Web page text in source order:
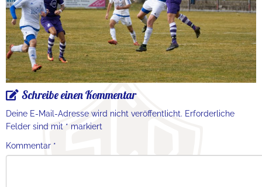
Schreibe einen Kommentar
Deine E-Mail-Adresse wird nicht veröffentlicht. Erforderliche
Felder sind mit * markiert
Kommentar *